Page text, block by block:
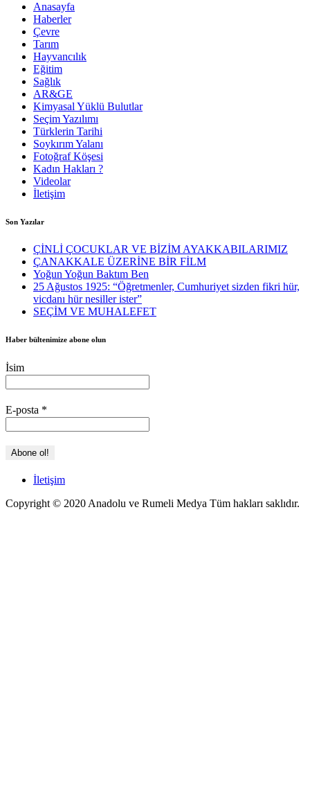
Anasayfa
Haberler
Çevre
Tarım
Hayvancılık
Eğitim
Sağlık
AR&GE
Kimyasal Yüklü Bulutlar
Seçim Yazılımı
Türklerin Tarihi
Soykırım Yalanı
Fotoğraf Köşesi
Kadın Hakları ?
Videolar
İletişim
Son Yazılar
ÇİNLİ ÇOCUKLAR VE BİZİM AYAKKABILARIMIZ
ÇANAKKALE ÜZERİNE BİR FİLM
Yoğun Yoğun Baktım Ben
25 Ağustos 1925: “Öğretmenler, Cumhuriyet sizden fikri hür,
vicdanı hür nesiller ister”
SEÇİM VE MUHALEFET
Haber bültenimize abone olun
İsim
E-posta *
İletişim
Copyright © 2020 Anadolu ve Rumeli Medya Tüm hakları saklıdır.